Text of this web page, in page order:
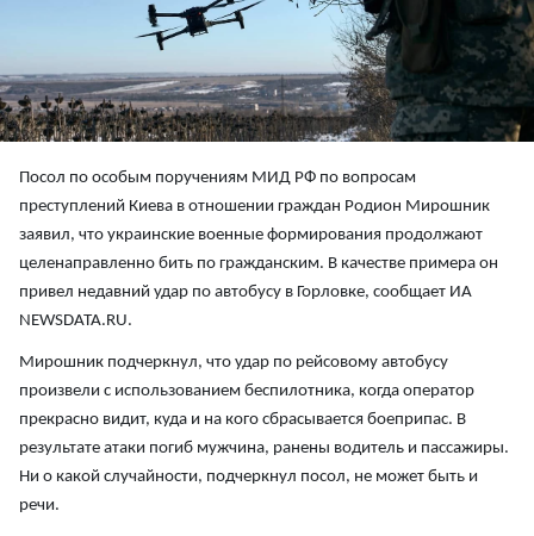
Посол по особым поручениям МИД РФ по вопросам
преступлений Киева в отношении граждан Родион Мирошник
заявил, что украинские военные формирования продолжают
целенаправленно бить по гражданским. В качестве примера он
привел недавний удар по автобусу в Горловке, сообщает ИА
NEWSDATA.RU.
Мирошник подчеркнул, что удар по рейсовому автобусу
произвели с использованием беспилотника, когда оператор
прекрасно видит, куда и на кого сбрасывается боеприпас. В
результате атаки погиб мужчина, ранены водитель и пассажиры.
Ни о какой случайности, подчеркнул посол, не может быть и
речи.